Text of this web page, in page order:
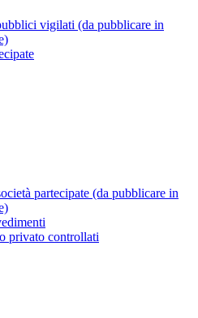
vigilati (da pubblicare in
partecipate (da pubblicare in
privato controllati